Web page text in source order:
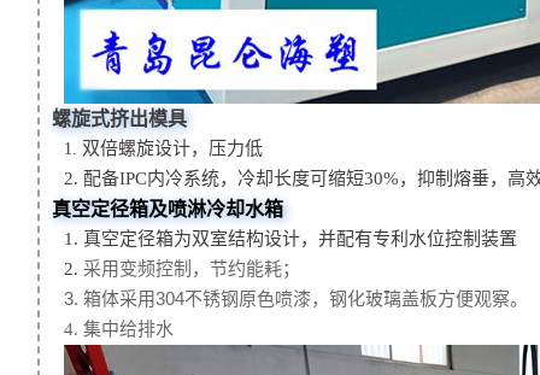
螺旋式挤出模具
1. 双倍螺旋设计，压力低
2. 配备IPC内冷系统，冷却长度可缩短30%，抑制熔垂，高
真空定径箱及喷淋冷却水箱
1. 真空定径箱为双室结构设计，并配有专利水位控制装置
2. 采用变频控制，节约能耗；
3. 箱体采用304不锈钢原色喷漆，钢化玻璃盖板方便观察。
4. 集中给排水